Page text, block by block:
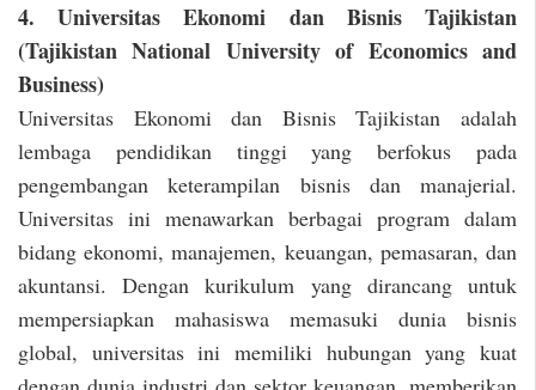
4. Universitas Ekonomi dan Bisnis Tajikistan
(Tajikistan National University of Economics and
Business)
Universitas Ekonomi dan Bisnis Tajikistan adalah
lembaga pendidikan tinggi yang berfokus pada
pengembangan keterampilan bisnis dan manajerial.
Universitas ini menawarkan berbagai program dalam
bidang ekonomi, manajemen, keuangan, pemasaran, dan
akuntansi. Dengan kurikulum yang dirancang untuk
mempersiapkan mahasiswa memasuki dunia bisnis
global, universitas ini memiliki hubungan yang kuat